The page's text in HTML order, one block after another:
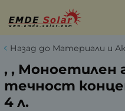
Назад до Материали и
, , Моноетилен
течност
4 л.